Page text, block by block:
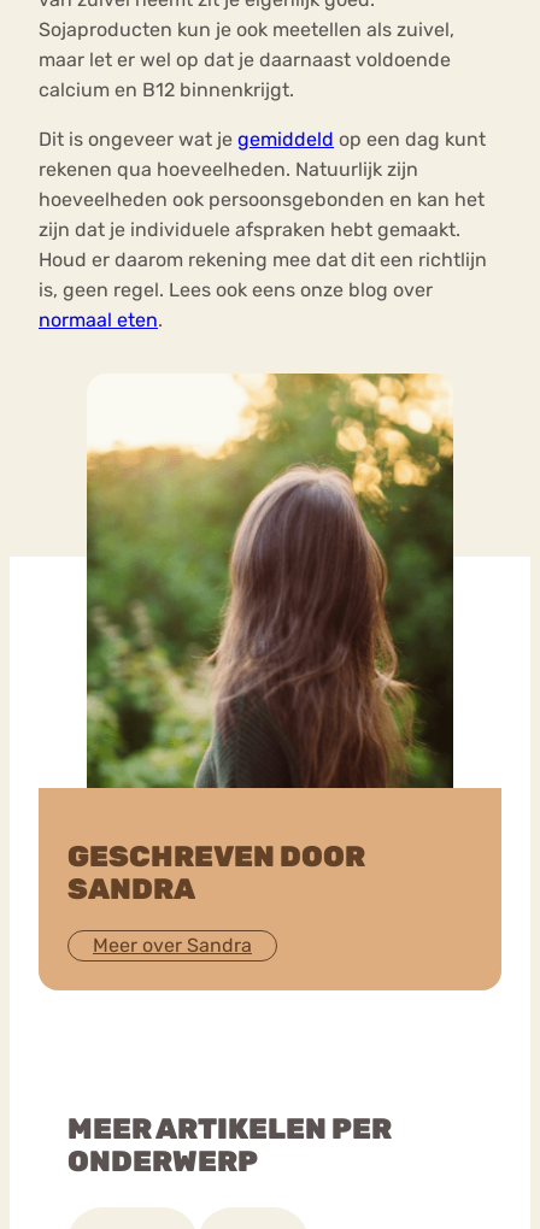
Sojaproducten kun je ook meetellen als zuivel,
maar let er wel op dat je daarnaast voldoende
calcium en B12 binnenkrijgt.
Dit is ongeveer wat je gemiddeld op een dag kunt
rekenen qua hoeveelheden. Natuurlijk zijn
hoeveelheden ook persoonsgebonden en kan het
zijn dat je individuele afspraken hebt gemaakt.
Houd er daarom rekening mee dat dit een richtlijn
is, geen regel. Lees ook eens onze blog over
normaal eten.
GESCHREVEN DOOR
SANDRA
Meer over Sandra
MEER ARTIKELEN PER
ONDERWERP